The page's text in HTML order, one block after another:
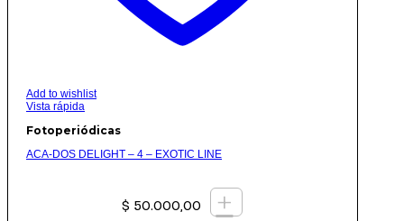
Add to wishlist
Vista rápida
Fotoperiódicas
ACA-DOS DELIGHT – 4 – EXOTIC LINE
$ 50.000,00 +